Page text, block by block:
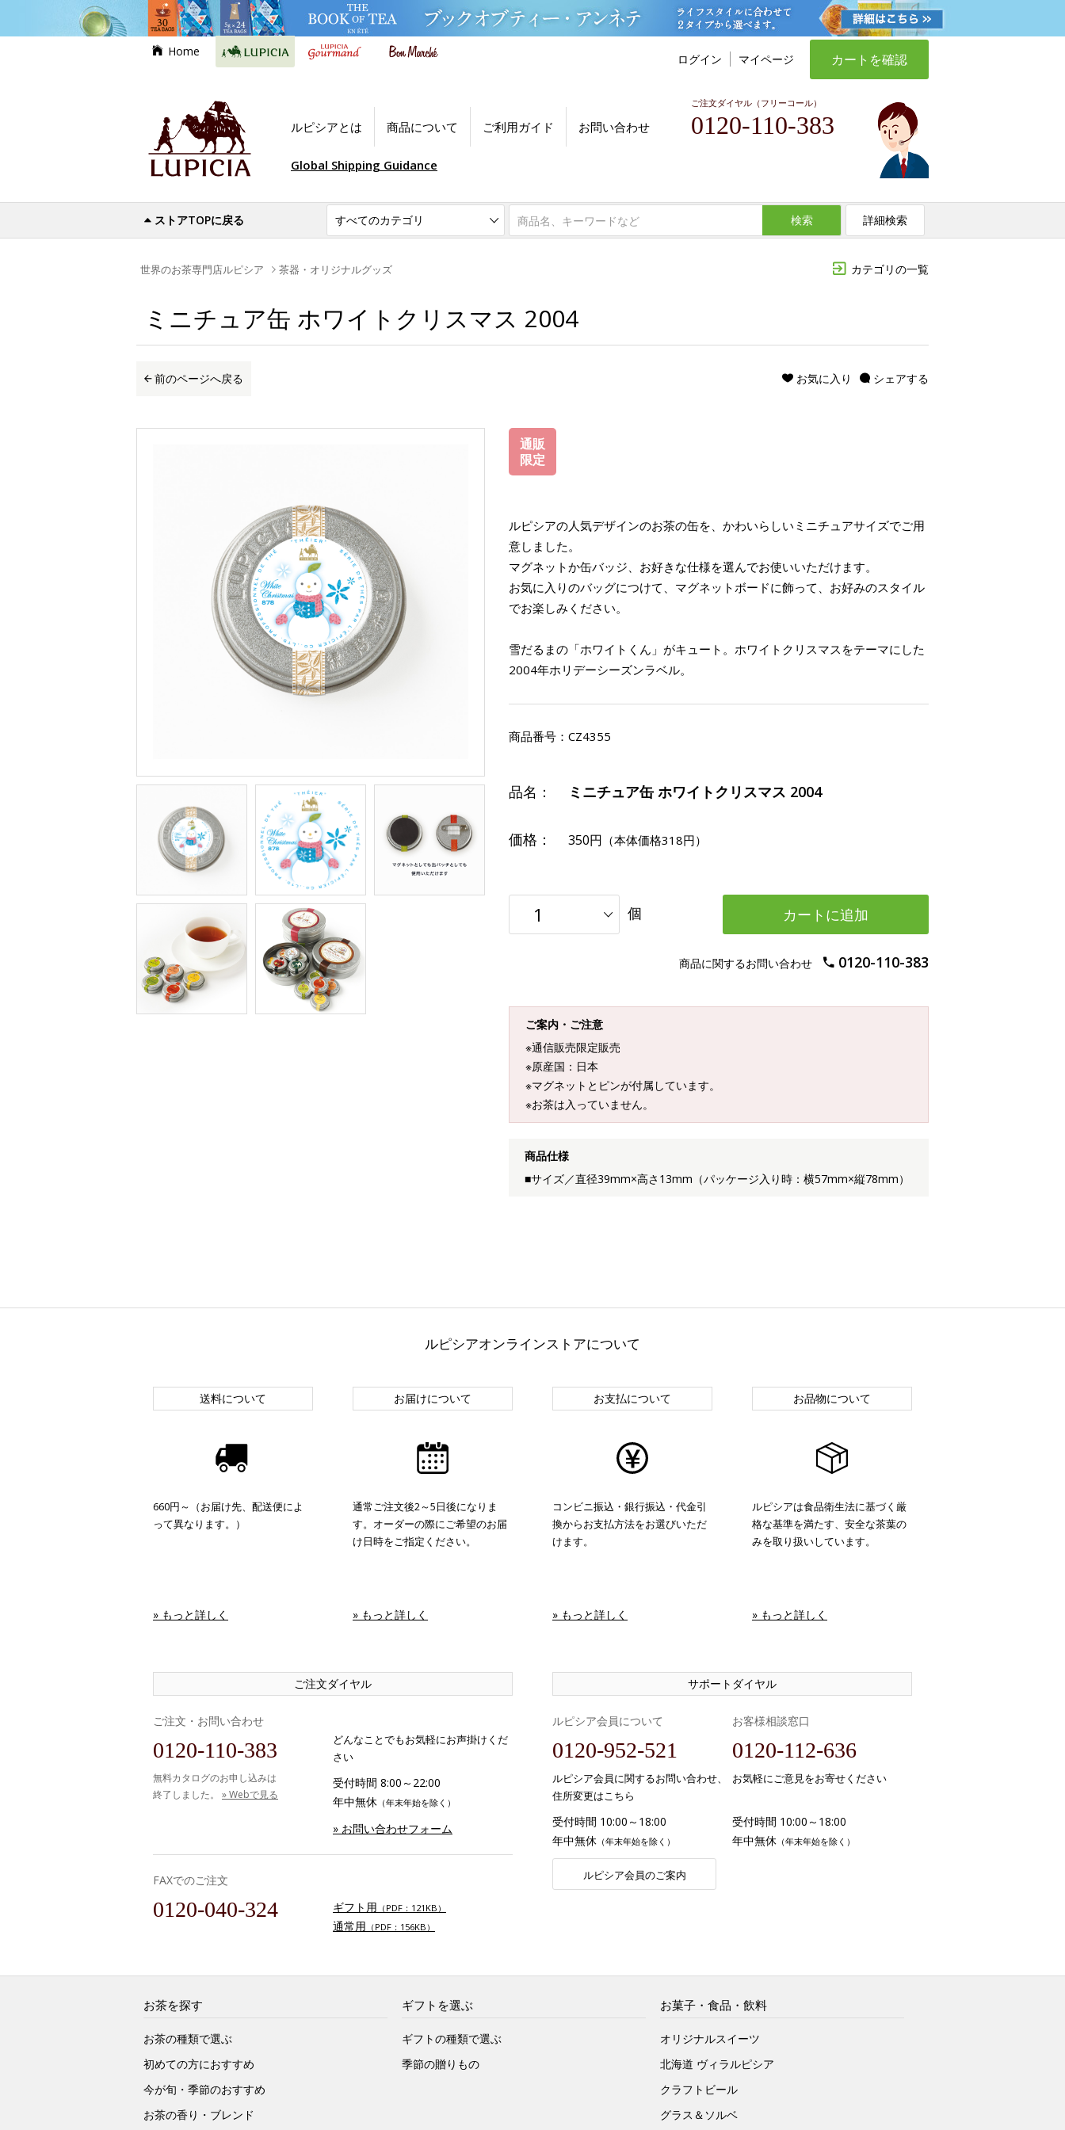
Home
ログイン マイページ カートを確認
ルピシアとは 商品について ご利用ガイド お問い合わせ
ご注文ダイヤル（フリーコール）
0120-110-383
Global Shipping Guidance
ストアTOPに戻る 検索 詳細検索
カテゴリの一覧
世界のお茶専門店ルピシア 茶器・オリジナルグッズ
ミニチュア缶 ホワイトクリスマス 2004
前のページへ戻る シェアする
お気に入り
通販
限定
ルピシアの人気デザインのお茶の缶を、かわいらしいミニチュアサイズでご用
意しました。
マグネットか缶バッジ、お好きな仕様を選んでお使いいただけます。
お気に入りのバッグにつけて、マグネットボードに飾って、お好みのスタイル
でお楽しみください。
雪だるまの「ホワイトくん」がキュート。ホワイトクリスマスをテーマにした
2004年ホリデーシーズンラベル。
商品番号： CZ4355
品名： ミニチュア缶 ホワイトクリスマス 2004
価格： 350円 （本体価格318円）
個 カートに追加
商品に関するお問い合わせ 0120-110-383
ご案内・ご注意
※通信販売限定販売
※原産国：日本
※マグネットとピンが付属しています。
※お茶は入っていません。
商品仕様
■サイズ／直径39mm×高さ13mm（パッケージ入り時：横57mm×縦78mm）
ルピシアオンラインストアについて
送料について
660円～（お届け先、配送便によ
って異なります。）
» もっと詳しく
お届けについて
通常ご注文後2～5日後になりま
す。オーダーの際にご希望のお届
け日時をご指定ください。
» もっと詳しく
お支払について
コンビニ振込・銀行振込・代金引
換からお支払方法をお選びいただ
けます。
» もっと詳しく
お品物について
ルピシアは食品衛生法に基づく厳
格な基準を満たす、安全な茶葉の
みを取り扱いしています。
» もっと詳しく
ご注文ダイヤル
ご注文・お問い合わせ
0120-110-383
無料カタログのお申し込みは
終了しました。 » Webで見る
どんなことでもお気軽にお声掛けくだ
さい
受付時間 8:00～22:00
年中無休 （年末年始を除く）
» お問い合わせフォーム
FAXでのご注文
0120-040-324 ギフト用 （PDF：121KB）
通常用 （PDF：156KB）
サポートダイヤル
ルピシア会員について
0120-952-521
ルピシア会員に関するお問い合わせ、
住所変更はこちら
受付時間 10:00～18:00
年中無休 （年末年始を除く）
ルピシア会員のご案内
お客様相談窓口
0120-112-636
お気軽にご意見をお寄せください
受付時間 10:00～18:00
年中無休 （年末年始を除く）
お茶を探す
お茶の種類で選ぶ
初めての方におすすめ
今が旬・季節のおすすめ
お茶の香り・ブレンド
ギフトを選ぶ
ギフトの種類で選ぶ
季節の贈りもの
お菓子・食品・飲料
オリジナルスイーツ
北海道 ヴィラルピシア
クラフトビール
グラス＆ソルベ